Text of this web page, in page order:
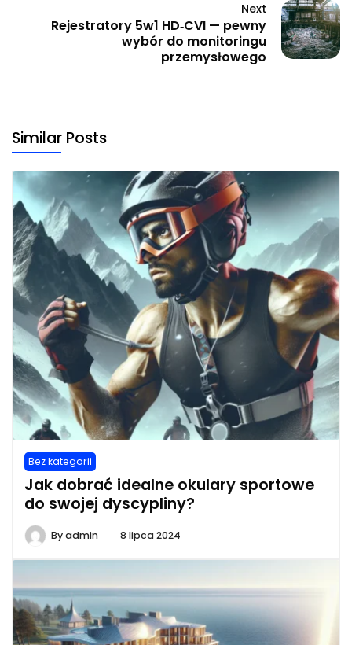
Next
Rejestratory 5w1 HD‑CVI — pewny
wybór do monitoringu
przemysłowego
Similar Posts
Bez kategorii
Jak dobrać idealne okulary sportowe
do swojej dyscypliny?
Byadmin 8 lipca 2024